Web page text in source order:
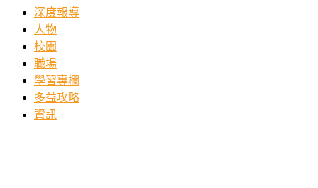
深度報導
人物
校園
職場
學習專欄
多益攻略
資訊